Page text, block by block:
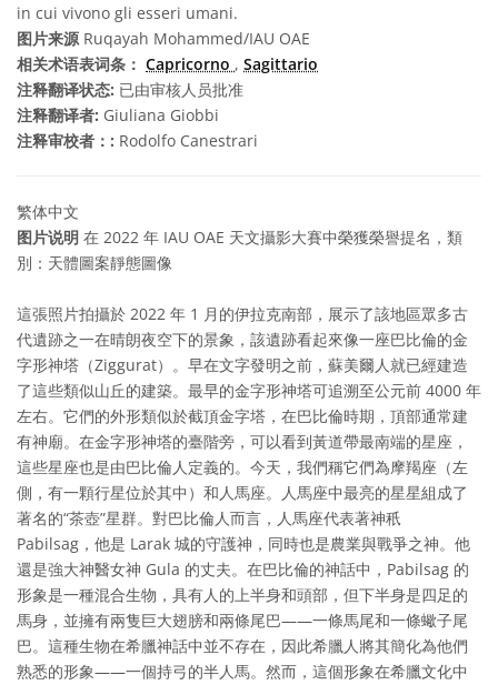
in cui vivono gli esseri umani.
图片来源Ruqayah Mohammed/IAU OAE
相关术语表词条： Capricorno , Sagittario
注释翻译状态: 已由审核人员批准
注释翻译者: Giuliana Giobbi
注释审校者：: Rodolfo Canestrari
繁体中文
图片说明 在 2022 年 IAU OAE 天文攝影大賽中榮獲榮譽提名，類
別：天體圖案靜態圖像
這張照片拍攝於 2022 年 1 月的伊拉克南部，展示了該地區眾多古
代遺跡之一在晴朗夜空下的景象，該遺跡看起來像一座巴比倫的金
字形神塔（Ziggurat）。早在文字發明之前，蘇美爾人就已經建造
了這些類似山丘的建築。最早的金字形神塔可追溯至公元前 4000 年
左右。它們的外形類似於截頂金字塔，在巴比倫時期，頂部通常建
有神廟。在金字形神塔的臺階旁，可以看到黃道帶最南端的星座，
這些星座也是由巴比倫人定義的。今天，我們稱它們為摩羯座（左
側，有一顆行星位於其中）和人馬座。人馬座中最亮的星星組成了
著名的“茶壺”星群。對巴比倫人而言，人馬座代表著神秖
Pabilsag，他是 Larak 城的守護神，同時也是農業與戰爭之神。他
還是強大神醫女神 Gula 的丈夫。在巴比倫的神話中，Pabilsag 的
形象是一種混合生物，具有人的上半身和頭部，但下半身是四足的
馬身，並擁有兩隻巨大翅膀和兩條尾巴——一條馬尾和一條蠍子尾
巴。這種生物在希臘神話中並不存在，因此希臘人將其簡化為他們
熟悉的形象——一個持弓的半人馬。然而，這個形象在希臘文化中